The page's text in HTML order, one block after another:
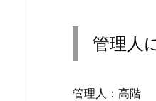
管理人
管理人：高階